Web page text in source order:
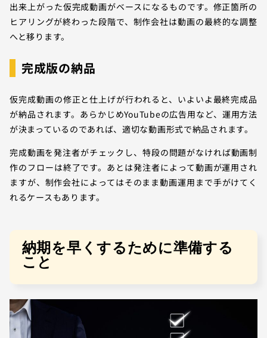
出来上がった仮完成動画がベースになるものです。修正箇所の
ヒアリングが終わった段階で、制作会社は動画の最終的な調整
へと移ります。
完成版の納品
仮完成動画の修正と仕上げが行われると、いよいよ最終完成品
が納品されます。あらかじめYouTubeの広告用など、運用方法
が決まっているのであれば、適切な動画形式で納品されます。
完成動画を発注者がチェックし、特段の問題がなければ動画制
作のフローは終了です。あとは発注者によって動画が運用され
ますが、制作会社によってはそのまま動画運用まで手がけてく
れるケースもあります。
納期を早くするために準備する
こと